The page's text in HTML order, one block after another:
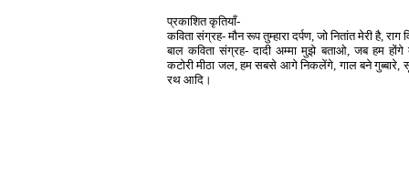
प्रकाशित कृतियाँ-
कविता संग्रह- मौन रूप तुम्हारा दर्पण, जो नितांत मेरी है, राग
बाल कविता संग्रह- दादी अम्मा मुझे बताओ, जब हम होंगे
कटोरी मीठा जल, हम सबसे आगे निकलेंगे, गाल बने गुब्बारे,
रथ आदि।